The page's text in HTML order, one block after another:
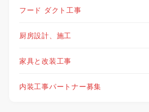
フード ダクト工事
厨房設計、施工
家具と改装工事
内装工事パートナー募集